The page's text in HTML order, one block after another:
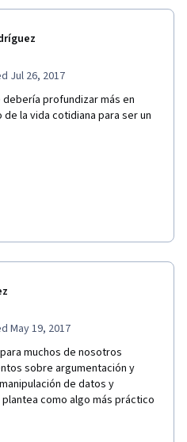
es acorde con los estándares
que flaco favor hace a
como la Universidad
Jul 26, 2017
profundizar más en
la vida cotidiana para ser un
May 19, 2017
muchos de nosotros
sobre argumentación y
de datos y
como algo más práctico
desarrolla el curso, sino que
teórico. Será importante,